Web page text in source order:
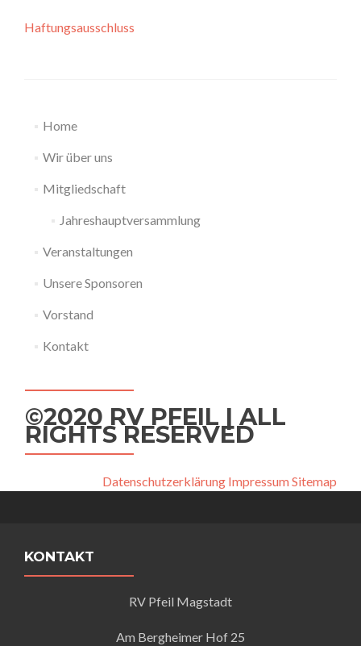
Haftungsausschluss
Home
Wir über uns
Mitgliedschaft
Jahreshauptversammlung
Veranstaltungen
Unsere Sponsoren
Vorstand
Kontakt
©2020 RV PFEIL | ALL
RIGHTS RESERVED
Datenschutzerklärung ImpressumSitemap
KONTAKT
RV Pfeil Magstadt
Am Bergheimer Hof 25